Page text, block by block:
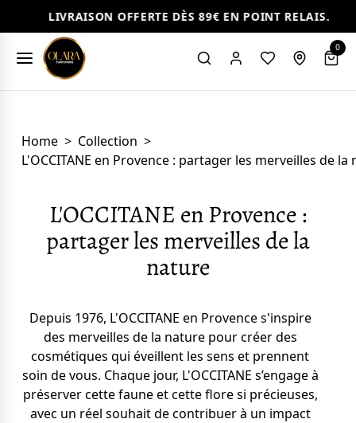
LIVRAISON OFFERTE DÈS 89€ EN POINT RELAIS.
0
Home > Collection >
L'OCCITANE en Provence : partager les merveilles de la
L'OCCITANE en Provence :
partager les merveilles de la
nature
Depuis 1976, L'OCCITANE en Provence s'inspire
des merveilles de la nature pour créer des
cosmétiques qui éveillent les sens et prennent
soin de vous. Chaque jour, L'OCCITANE s’engage à
préserver cette faune et cette flore si précieuses,
avec un réel souhait de contribuer à un impact